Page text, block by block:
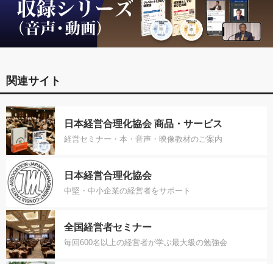
関連サイト
日本経営合理化協会 商品・サービス
経営セミナー・本・音声・映像教材のご案内
日本経営合理化協会
中堅・中小企業の経営者をサポート
全国経営者セミナー
毎回600名以上の経営者が学ぶ最大級の勉強会